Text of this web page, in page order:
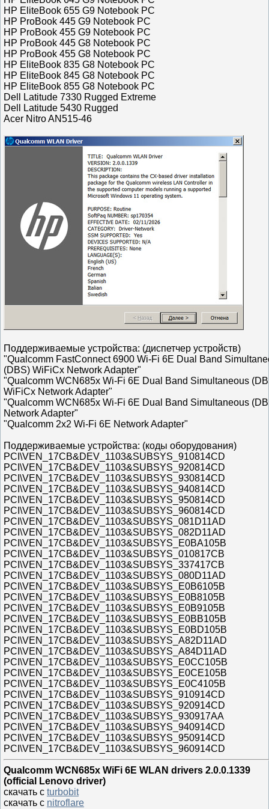
HP EliteBook 655 G9 Notebook PC
HP ProBook 445 G9 Notebook PC
HP ProBook 455 G9 Notebook PC
HP ProBook 445 G8 Notebook PC
HP ProBook 455 G8 Notebook PC
HP EliteBook 835 G8 Notebook PC
HP EliteBook 845 G8 Notebook PC
HP EliteBook 855 G8 Notebook PC
Dell Latitude 7330 Rugged Extreme
Dell Latitude 5430 Rugged
Acer Nitro AN515-46
Поддерживаемые устройства: (диспетчер устройств)
"Qualcomm FastConnect 6900 Wi-Fi 6E Dual Band
(DBS) WiFiCx Network Adapter"
"Qualcomm WCN685x Wi-Fi 6E Dual Band Simultaneous
WiFiCx Network Adapter"
"Qualcomm WCN685x Wi-Fi 6E Dual Band Simultaneous
Network Adapter"
"Qualcomm 2x2 Wi-Fi 6E Network Adapter"
Поддерживаемые устройства: (коды оборудования)
PCI\VEN_17CB&DEV_1103&SUBSYS_910814CD
PCI\VEN_17CB&DEV_1103&SUBSYS_920814CD
PCI\VEN_17CB&DEV_1103&SUBSYS_930814CD
PCI\VEN_17CB&DEV_1103&SUBSYS_940814CD
PCI\VEN_17CB&DEV_1103&SUBSYS_950814CD
PCI\VEN_17CB&DEV_1103&SUBSYS_960814CD
PCI\VEN_17CB&DEV_1103&SUBSYS_081D11AD
PCI\VEN_17CB&DEV_1103&SUBSYS_082D11AD
PCI\VEN_17CB&DEV_1103&SUBSYS_E0BA105B
PCI\VEN_17CB&DEV_1103&SUBSYS_010817CB
PCI\VEN_17CB&DEV_1103&SUBSYS_337417CB
PCI\VEN_17CB&DEV_1103&SUBSYS_080D11AD
PCI\VEN_17CB&DEV_1103&SUBSYS_E0B6105B
PCI\VEN_17CB&DEV_1103&SUBSYS_E0B8105B
PCI\VEN_17CB&DEV_1103&SUBSYS_E0B9105B
PCI\VEN_17CB&DEV_1103&SUBSYS_E0BB105B
PCI\VEN_17CB&DEV_1103&SUBSYS_E0BD105B
PCI\VEN_17CB&DEV_1103&SUBSYS_A82D11AD
PCI\VEN_17CB&DEV_1103&SUBSYS_A84D11AD
PCI\VEN_17CB&DEV_1103&SUBSYS_E0CC105B
PCI\VEN_17CB&DEV_1103&SUBSYS_E0CE105B
PCI\VEN_17CB&DEV_1103&SUBSYS_E0C4105B
PCI\VEN_17CB&DEV_1103&SUBSYS_910914CD
PCI\VEN_17CB&DEV_1103&SUBSYS_920914CD
PCI\VEN_17CB&DEV_1103&SUBSYS_930917AA
PCI\VEN_17CB&DEV_1103&SUBSYS_940914CD
PCI\VEN_17CB&DEV_1103&SUBSYS_950914CD
PCI\VEN_17CB&DEV_1103&SUBSYS_960914CD
Qualcomm WCN685x WiFi 6E WLAN drivers 2.0.0.1339
(official Lenovo driver)
скачать с turbobit
скачать с nitroflare